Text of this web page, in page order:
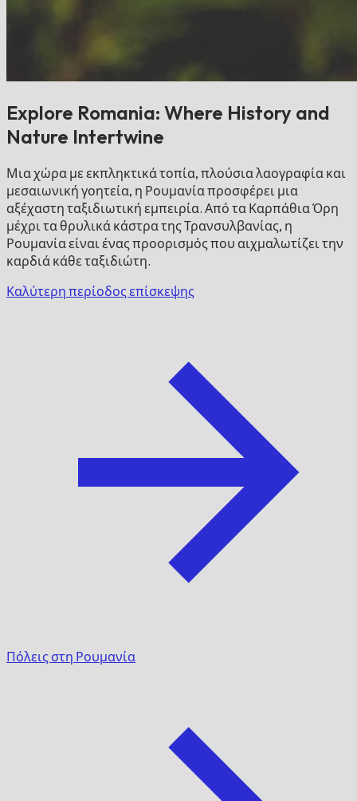
Explore Romania: Where History and
Nature Intertwine
Μια χώρα με εκπληκτικά τοπία, πλούσια λαογραφία και
μεσαιωνική γοητεία, η Ρουμανία προσφέρει μια
αξέχαστη ταξιδιωτική εμπειρία. Από τα Καρπάθια Όρη
μέχρι τα θρυλικά κάστρα της Τρανσυλβανίας, η
Ρουμανία είναι ένας προορισμός που αιχμαλωτίζει την
καρδιά κάθε ταξιδιώτη.
Καλύτερη περίοδος επίσκεψης
Πόλεις στη Ρουμανία